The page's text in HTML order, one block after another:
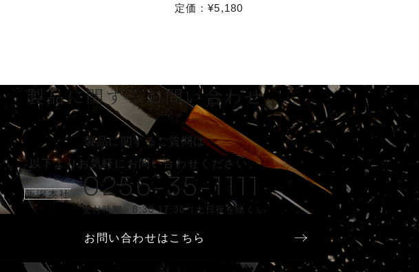
定価：¥5,180
製品に関するお問い合わせ
製品に関するご質問は
以下よりお気軽に
お問い合わせください。
新潟本社 0256-35-1111
受付時間 8:30-17:30（土日祝を除く）
お問い合わせはこちら